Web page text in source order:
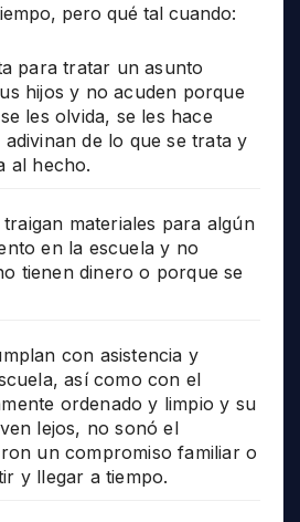
pero qué tal cuando:
para tratar un asunto
hijos y no acuden porque
les olvida, se les hace
de lo que se trata y
al hecho.
materiales para algún
en la escuela y no
tienen dinero o porque se
con asistencia y
así como con el
ordenado y limpio y su
lejos, no sonó el
un compromiso familiar o
y llegar a tiempo.